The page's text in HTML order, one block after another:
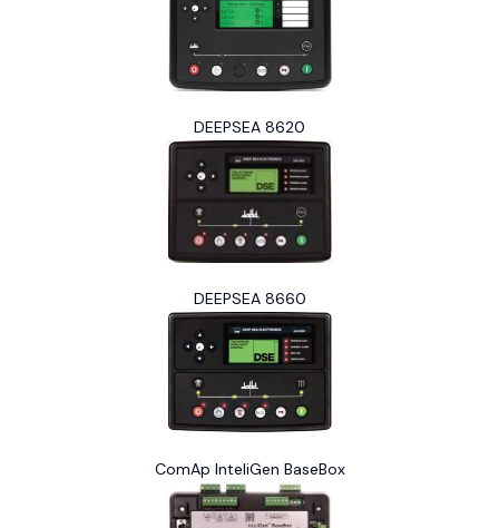
DEEPSEA 8620
DEEPSEA 8660
ComAp InteliGen BaseBox